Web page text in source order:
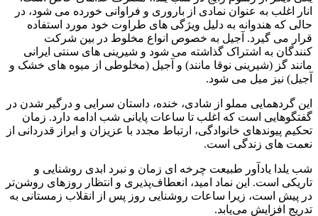
انار اغلب به عنوان نمادی از باروری و فراوانی خورده می شود، در
حالی که هندوانه به دلیل ویژگی های طراوت خود مورد استفاده
قرار می گیرد. آجیل به خصوص انواع مخلوط در بین شرکت
کنندگان به اشتراک گذاشته می شود و شیرینی های سنتی ایرانی
مانند گز (شیرینی نوقا مانند) و آجیل (مخلوطی از میوه های خشک و
آجیل) نیز میل می شود.
این گردهمایی مملو از شادی، خنده، داستان سرایی و درگیر شدن در
گفتگوهایی است که اغلب تا ساعات پایانی شب ادامه دارد. زمان
تحکیم پیوندهای خانوادگی، ارتباط مجدد با عزیزان و ابراز قدردانی از
نعمت های زندگی است.
شب یلدا یادآور طبیعت چرخه ای زمان و نبرد ابدی روشنایی و
تاریکی است. این نماد امید، انعطاف‌پذیری و انتظار روزهای روشن‌تر
در پیش است، زیرا ساعات روشنایی روز پس از انقلاب زمستانی به
تدریج افزایش می‌یابد.